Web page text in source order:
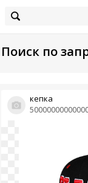
Поиск по
кепка